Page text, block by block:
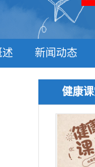
述 新闻动态
健康